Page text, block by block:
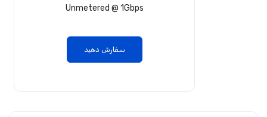
Unmetered @ 1Gbps
سفارش دهید